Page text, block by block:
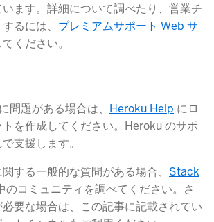
います。詳細について調べたり、営業チ
るには、 プレミアムサポート Web サ
ください。
問題がある場合は、 Heroku Help ​ にロ
を作成してください。Heroku のサポ
支援します。
する一般的な質問がある場合、 Stack
のコミュニティを調べてください。さ
要な場合は、この記事に記載されてい